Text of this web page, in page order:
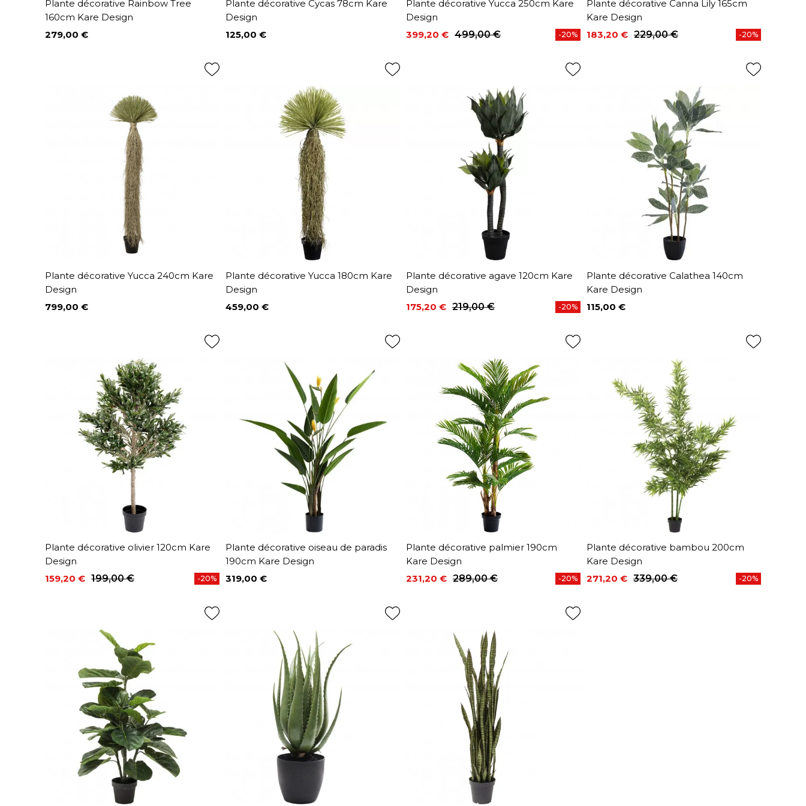
Plante décorative Rainbow Tree
160cm Kare Design
Prix
279,00 €
Plante décorative Cycas 78cm Kare
Design
Prix
125,00 €
Plante décorative Yucca 250cm Kare
Design
Prix
399,20 €
Prix de base499,00 € -20%
Plante décorative Canna Lily 165cm
Kare Design
Prix
183,20 €
Prix de base229,00 € -20%
Plante décorative Yucca 240cm Kare
Design
Prix
799,00 €
Plante décorative Yucca 180cm Kare
Design
Prix
459,00 €
Plante décorative agave 120cm Kare
Design
Prix
175,20 €
Prix de base219,00 € -20%
Plante décorative Calathea 140cm
Kare Design
Prix
115,00 €
Plante décorative olivier 120cm Kare
Design
Prix
159,20 €
Prix de base199,00 € -20%
Plante décorative oiseau de paradis
190cm Kare Design
Prix
319,00 €
Plante décorative palmier 190cm
Kare Design
Prix
231,20 €
Prix de base289,00 € -20%
Plante décorative bambou 200cm
Kare Design
Prix
271,20 €
Prix de base339,00 € -20%